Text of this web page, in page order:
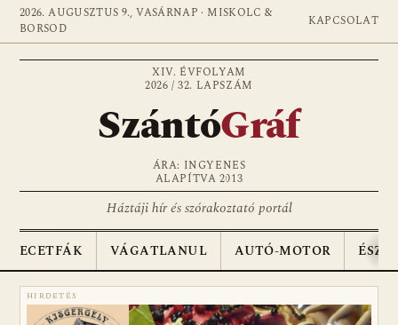
2026. AUGUSZTUS 9., VASÁRNAP · MISKOLC &
BORSOD
KAPCSOLAT
XIV. ÉVFOLYAM
2026 / 32. LAPSZÁM
SzántóGráf
ÁRA: INGYENES
ALAPÍTVA 2013
Háztáji hír és szórakoztató portál
ECETFÁK VÁGATLANUL AUTÓ-MOTOR
HIRDETÉS